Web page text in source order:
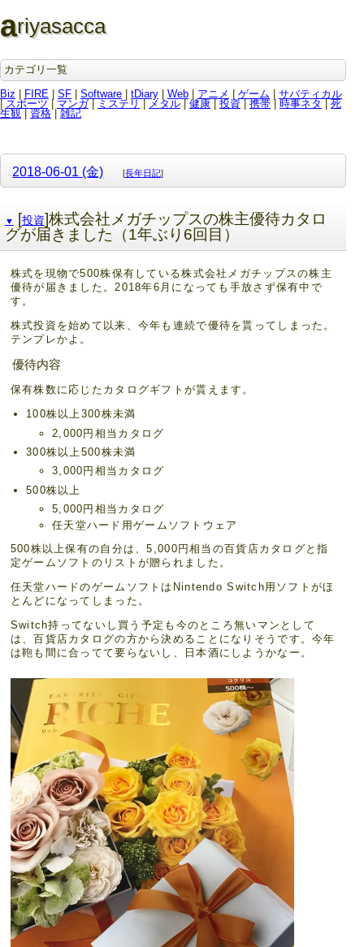
ariyasacca
カテゴリ一覧
Biz
FIRE SF Software tDiary Web アニメ ゲーム
サバティカル
スポーツ | マンガ| ミステリ メタル 健康 投資 携帯 | 時事ネタ
死
生観
資格| 雑記
2018-06-01 (金) [長年日記]
▼ [投資]株式会社メガチップスの株主優待カタロ
グが届きました（1年ぶり6回目）
株式を現物で500株保有している株式会社メガチップスの株主
優待が届きました。2018年6月になっても手放さず保有中で
す。
株式投資を始めて以来、今年も連続で優待を貰ってしまった。
テンプレかよ。
優待内容
保有株数に応じたカタログギフトが貰えます。
100株以上300株未満
2,000円相当カタログ
300株以上500株未満
3,000円相当カタログ
500株以上
5,000円相当カタログ
任天堂ハード用ゲームソフトウェア
500株以上保有の自分は、5,000円相当の百貨店カタログと指
定ゲームソフトのリストが贈られました。
任天堂ハードのゲームソフトはNintendo Switch用ソフトがほ
とんどになってしまった。
Switch持ってないし買う予定も今のところ無いマンとして
は、百貨店カタログの方から決めることになりそうです。今年
は鞄も間に合ってて要らないし、日本酒にしようかなー。